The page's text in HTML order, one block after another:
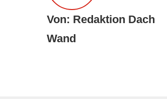
Von: Redaktion Dach
Wand